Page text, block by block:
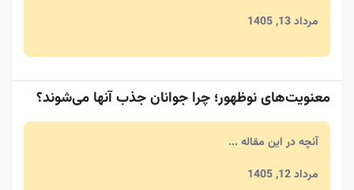
مرداد 13, 1405
معنویت‌های نوظهور؛ چرا جوانان جذب آنها می‌شوند؟
آنچه در این مقاله ...
مرداد 12, 1405